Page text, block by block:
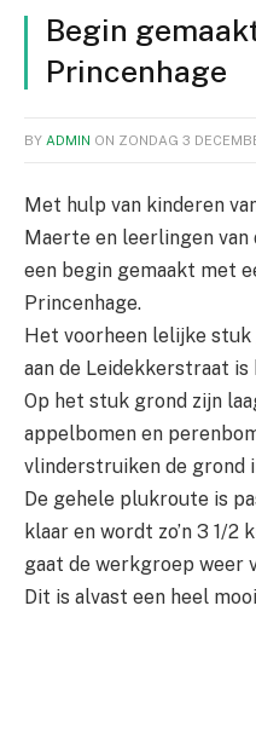
Begin
Princenhage
BY ADMIN ON ZONDAG 3
Met hulp van kinderen
Maerte en leerlingen
een begin gemaakt met
Princenhage.
Het voorheen lelijke
aan de Leidekkerstraat
Op het stuk grond zijn
appelbomen en
vlinderstruiken de grond
De gehele plukroute is
klaar en wordt zo’n 3 1/
gaat de werkgroep weer
Dit is alvast een heel